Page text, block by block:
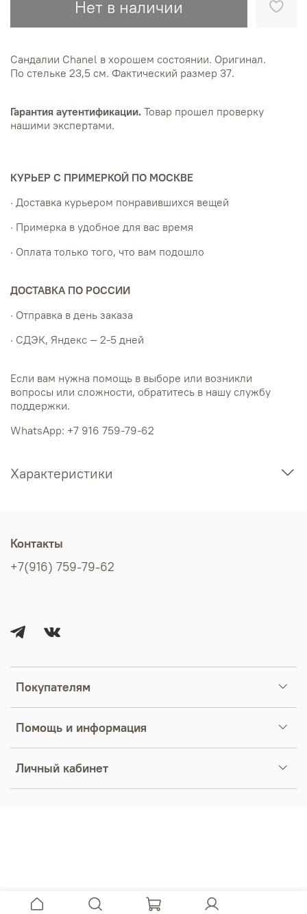
Нет в наличии
Сандалии Chanel в хорошем состоянии. Оригинал.
По стельке 23,5 см. Фактический размер 37.
Гарантия аутентификации. Товар прошел проверку
нашими экспертами.
КУРЬЕР С ПРИМЕРКОЙ ПО МОСКВЕ
· Доставка курьером понравившихся вещей
· Примерка в удобное для вас время
· Оплата только того, что вам подошло
ДОСТАВКА ПО РОССИИ
· Отправка в день заказа
· СДЭК, Яндекс — 2-5 дней
Если вам нужна помощь в выборе или возникли
вопросы или сложности, обратитесь в нашу службу
поддержки.
WhatsApp: +7 916 759-79-62
Характеристики
Покупателям
Помощь и информация
Личный кабинет
Контакты
+7(916) 759-79-62